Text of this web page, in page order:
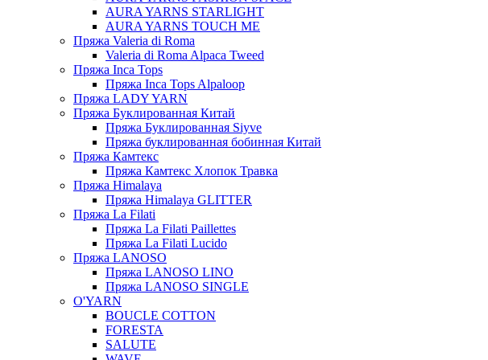
AURA YARNS STARLIGHT
AURA YARNS TOUCH ME
Пряжа Valeria di Roma
Valeria di Roma Alpaca Tweed
Пряжа Inca Tops
Пряжа Inca Tops Alpaloop
Пряжа LADY YARN
Пряжа Буклированная Китай
Пряжа Буклированная Siyve
Пряжа буклированная бобинная Китай
Пряжа Камтекс
Пряжа Камтекс Хлопок Травка
Пряжа Himalaya
Пряжа Himalaya GLITTER
Пряжа La Filati
Пряжа La Filati Paillettes
Пряжа La Filati Lucido
Пряжа LANOSO
Пряжа LANOSO LINO
Пряжа LANOSO SINGLE
O'YARN
BOUCLE COTTON
FORESTA
SALUTE